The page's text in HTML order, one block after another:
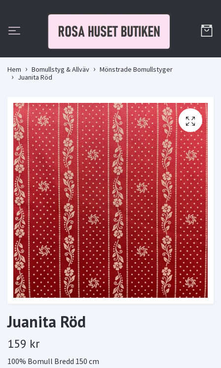
Hem Bomullstyg & Allväv
Mönstrade Bomullstyger
Juanita Röd
Juanita Röd
159 kr
100% Bomull Bredd 150 cm